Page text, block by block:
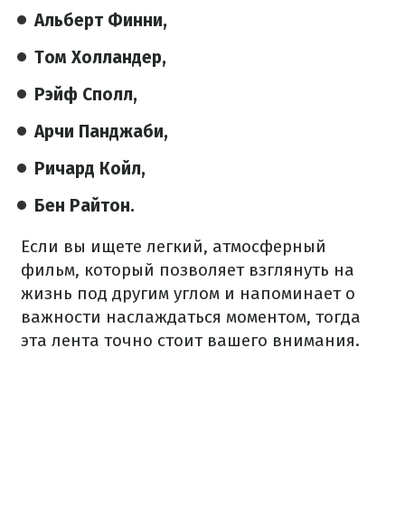
Альберт Финни,
Том Холландер,
Рэйф Сполл,
Арчи Панджаби,
Ричард Койл,
Бен Райтон.
Если вы ищете легкий, атмосферный
фильм, который позволяет взглянуть на
жизнь под другим углом и напоминает о
важности наслаждаться моментом, тогда
эта лента точно стоит вашего внимания.